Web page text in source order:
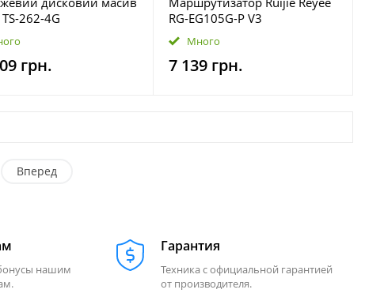
262-4G
грн.
RG-EG105G-P V3
Много
7 139 грн.
Вперед
нашим
Гарантия
Техника с официальной гарантией
от производителя.